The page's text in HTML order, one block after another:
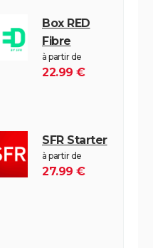
Box RED
Fibre
à partir de
22.99 €
SFR Starter
à partir de
27.99 €